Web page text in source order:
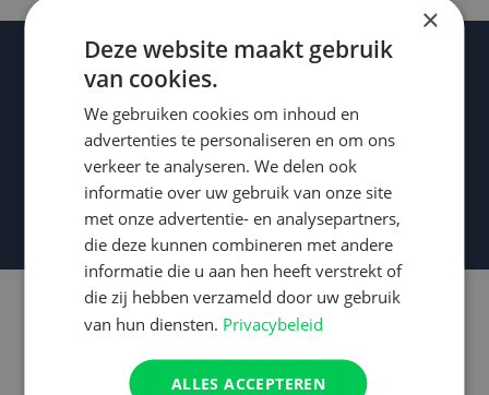
Wat makelaars
over onszeggen:
×
Deze website maakt gebruik
van cookies.
We gebruiken cookies om inhoud en
advertenties te personaliseren en om ons
verkeer te analyseren. We delen ook
informatie over uw gebruik van onze site
met onze advertentie- en analysepartners,
die deze kunnen combineren met andere
informatie die u aan hen heeft verstrekt of
die zij hebben verzameld door uw gebruik
van hun diensten. Privacybeleid
ALLES ACCEPTEREN